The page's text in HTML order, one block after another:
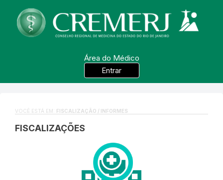
Área do Médico
Entrar
VOCÊ ESTÁ EM: FISCALIZAÇÃO / INFORMES
FISCALIZAÇÕES